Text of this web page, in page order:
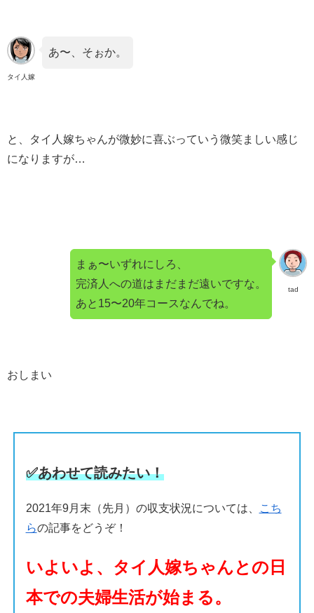
タイ人嫁
あ〜、そぉか。
と、タイ人嫁ちゃんが微妙に喜ぶっていう微笑ましい感じ
になりますが…
tad
まぁ〜いずれにしろ、
完済人への道はまだまだ遠いですな。
あと15〜20年コースなんでね。
おしまい
✅あわせて読みたい！
2021年9月末（先月）の収支状況については、
こち
らの記事をどうぞ！
いよいよ、タイ人嫁ちゃんとの日
本での夫婦生活が始まる。